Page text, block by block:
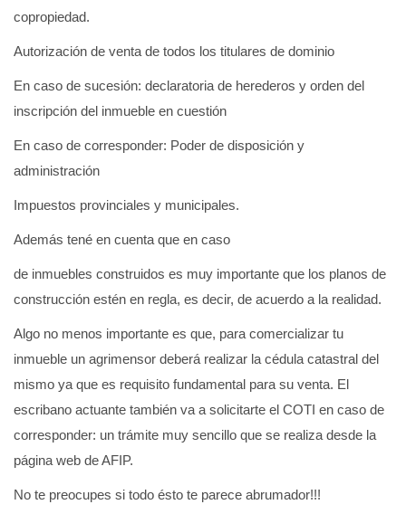
copropiedad.
Autorización de venta de todos los titulares de dominio
En caso de sucesión: declaratoria de herederos y orden del
inscripción del inmueble en cuestión
En caso de corresponder: Poder de disposición y
administración
Impuestos provinciales y municipales.
Además tené en cuenta que en caso
de inmuebles construidos es muy importante que los planos de
construcción estén en regla, es decir, de acuerdo a la realidad.
Algo no menos importante es que, para comercializar tu
inmueble un agrimensor deberá realizar la cédula catastral del
mismo ya que es requisito fundamental para su venta. El
escribano actuante también va a solicitarte el COTI en caso de
corresponder: un trámite muy sencillo que se realiza desde la
página web de AFIP.
No te preocupes si todo ésto te parece abrumador!!!